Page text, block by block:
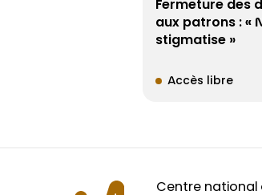
Fermeture des
aux patrons : «
stigmatise »
Accès libre
Centre national